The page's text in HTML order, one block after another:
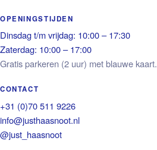
OPENINGSTIJDEN
Dinsdag t/m vrijdag: 10:00 – 17:30
Zaterdag: 10:00 – 17:00
Gratis parkeren (2 uur) met blauwe kaart.
CONTACT
+31 (0)70 511 9226
info@justhaasnoot.nl
@just_haasnoot